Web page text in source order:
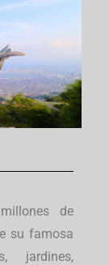
de
su famosa
jardines,